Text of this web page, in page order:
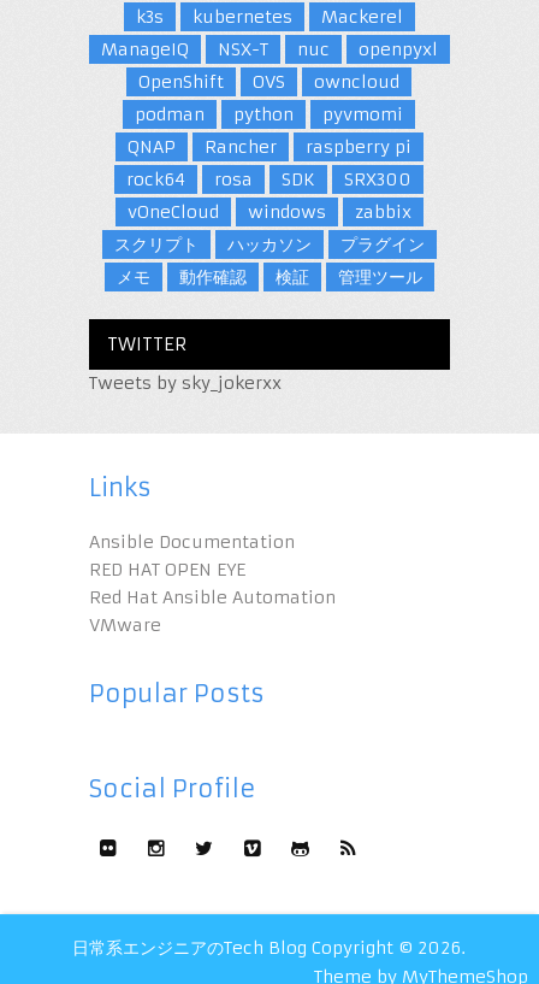
k3s
kubernetes
Mackerel
ManageIQ
NSX-T nuc
openpyxl
OpenShift
OVS
owncloud
podman
python
pyvmomi
QNAP
Rancher
raspberry pi
rock64
rosa SDK
SRX300
vOneCloud
windows
zabbix
スクリプト
ハッカソン
プラグイン
メモ
動作確認 検証 管理ツール
TWITTER
Tweets by sky_jokerxx
Links
Ansible Documentation
RED HAT OPEN EYE
Red Hat Ansible Automation
VMware
Popular Posts
Social Profile
日常系エンジニアのTech Blog Copyright © 2026.
Theme by MyThemeShop